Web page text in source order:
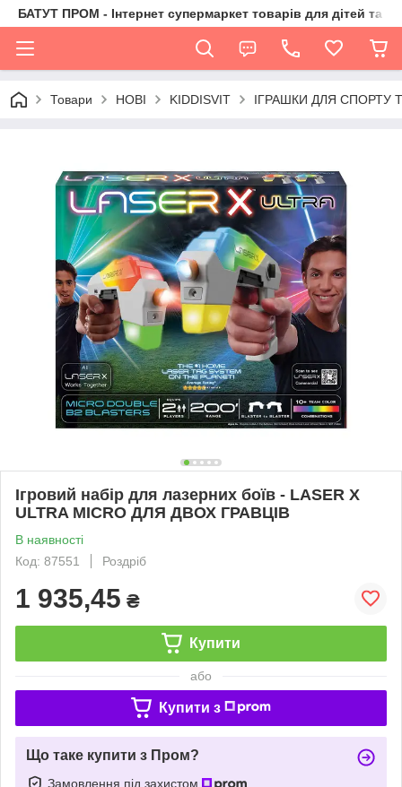
БАТУТ ПРОМ - Інтернет супермаркет товарів для дітей та їх
Товари НОВІ KIDDISVIT ІГРАШКИ ДЛЯ СПОРТУ
Ігровий набір для лазерних боїв - LASER X
ULTRA MICRO ДЛЯ ДВОХ ГРАВЦІВ
В наявності
Код: 87551
Роздріб
1 935,45 ₴
Купити
або
Купити з
Що таке купити з Пром?
Замовлення під захистом